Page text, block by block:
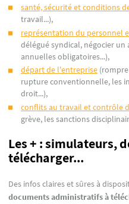
santé, sécurité et conditions
travail...),
représentation du personnel
délégué syndical, négocier un
annuelles obligatoires...),
départ de l'entreprise
rupture conventionnelle, les
droit...),
conflits au travail et contrôle
grève, les sanctions
Les + : simulateurs,
télécharger...
Des infos claires et sûres à
documents administratifs à